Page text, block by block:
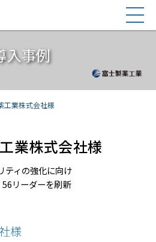
入事例
工業株式会社様
業株式会社様
ティの強化に向け
リーダーを刷新
様